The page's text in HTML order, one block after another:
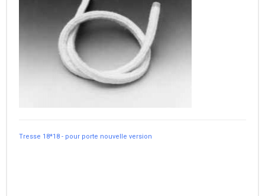
Tresse 18*18 - pour porte nouvelle version